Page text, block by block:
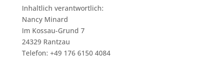
Inhaltlich verantwortlich:
Nancy Minard
Im Kossau-Grund 7
24329 Rantzau
Telefon: +49 176 6150 4084